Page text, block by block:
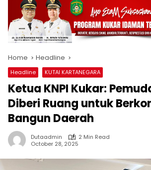
Home Headline
Headline KUTAI KARTANEGARA
Ketua KNPI Kukar:
Diberi Ruang untuk
Bangun Daerah
Dutaadmin
2 Min Read
October 28, 2025